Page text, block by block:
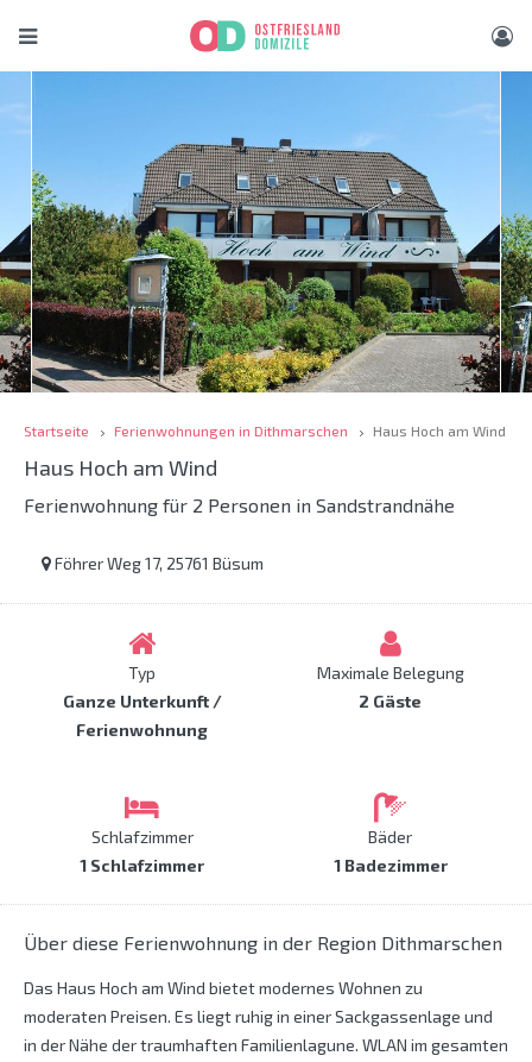
Startseite Ferienwohnungen in Dithmarschen Haus Hoch am Wind
Haus Hoch am Wind
Ferienwohnung für 2 Personen in Sandstrandnähe
Föhrer Weg 17, 25761 Büsum
Typ
Ganze Unterkunft /
Ferienwohnung
Maximale Belegung
2 Gäste
Schlafzimmer
1 Schlafzimmer
Bäder
1 Badezimmer
Über diese Ferienwohnung in der Region Dithmarschen
Das Haus Hoch am Wind bietet modernes Wohnen zu
moderaten Preisen. Es liegt ruhig in einer Sackgassenlage und
in der Nähe der traumhaften Familienlagune. WLAN im gesamten